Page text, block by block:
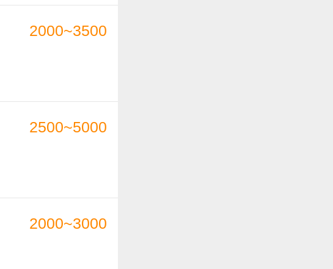
2000~3500
2500~5000
2000~3000